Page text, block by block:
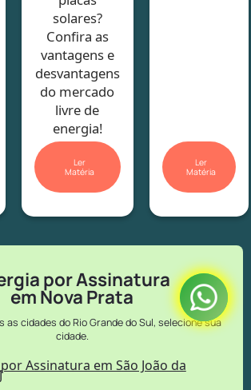
solares?
Confira as
vantagens e
desvantagens
do mercado
livre de
energia!
Ler
Matéria
Ler
Matéria
por Assinatura
em Nova Prata
as cidades do Rio Grande do Sul, selecione sua
cidade.
Assinatura em São João da